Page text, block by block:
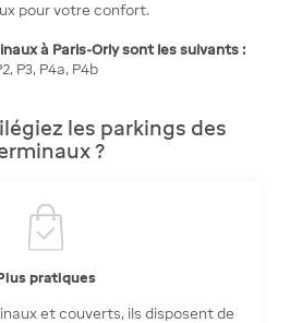
pour votre confort.
à Paris-Orly sont les suivants :
P3, P4a, P4b
les parkings des
?
pratiques
et couverts, ils disposent de